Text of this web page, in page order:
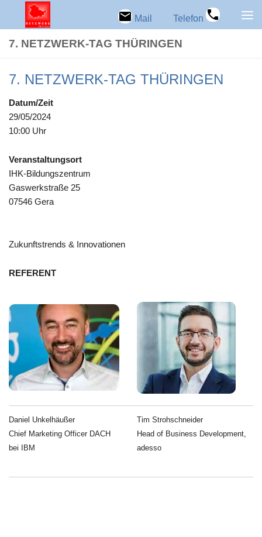
Zum Inhalt springen Mail Telefon
7. NETZWERK-TAG THÜRINGEN
7. NETZWERK-TAG THÜRINGEN
Datum/Zeit
29/05/2024
10:00 Uhr
Ver­an­stal­tungs­ort
IHK-Bil­dungs­zen­trum
Gas­werk­straße 25
07546 Gera
Zukunfts­trends & Innovationen
REFERENT
Daniel Unkel­h­äu­ßer
Chief Mar­ke­ting Offi­cer DACH
bei IBM
Tim Strohschnei­der
Head of Busi­ness Deve­lo­p­ment,
adesso